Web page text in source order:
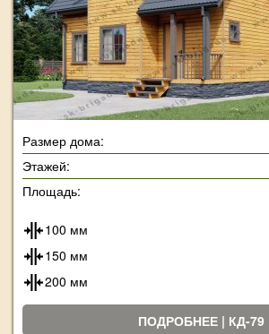
Размер дома:
Этажей:
Площадь:
100 мм
150 мм
200 мм
ПОДРОБНЕЕ | КД-79